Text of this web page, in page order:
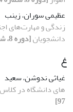
عظیمی سوران، زینب
زندگی و مهارت‌های
دانشجویان[دوره 8، شماره 25، 1393، صفحه 125-154]
غ
غیاثی ندوشن، سعید
های دانشگاه در
97]